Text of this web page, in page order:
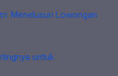
Menelusuri Lowongan
untuk